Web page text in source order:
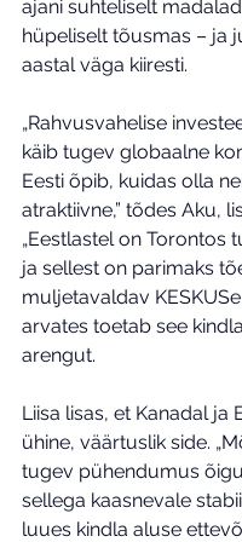
ajani suhteliselt
hüpeliselt tõusmas – ja
aastal väga kiiresti.
„Rahvusvahelise
käib tugev globaalne
Eesti õpib, kuidas olla
atraktiivne,” tõdes Aku,
„Eestlastel on Torontos
ja sellest on parimaks
muljetavaldav
arvates toetab see
arengut.
Liisa lisas, et Kanadal ja
ühine, väärtuslik side.
tugev pühendumus
sellega kaasnevale
luues kindla aluse